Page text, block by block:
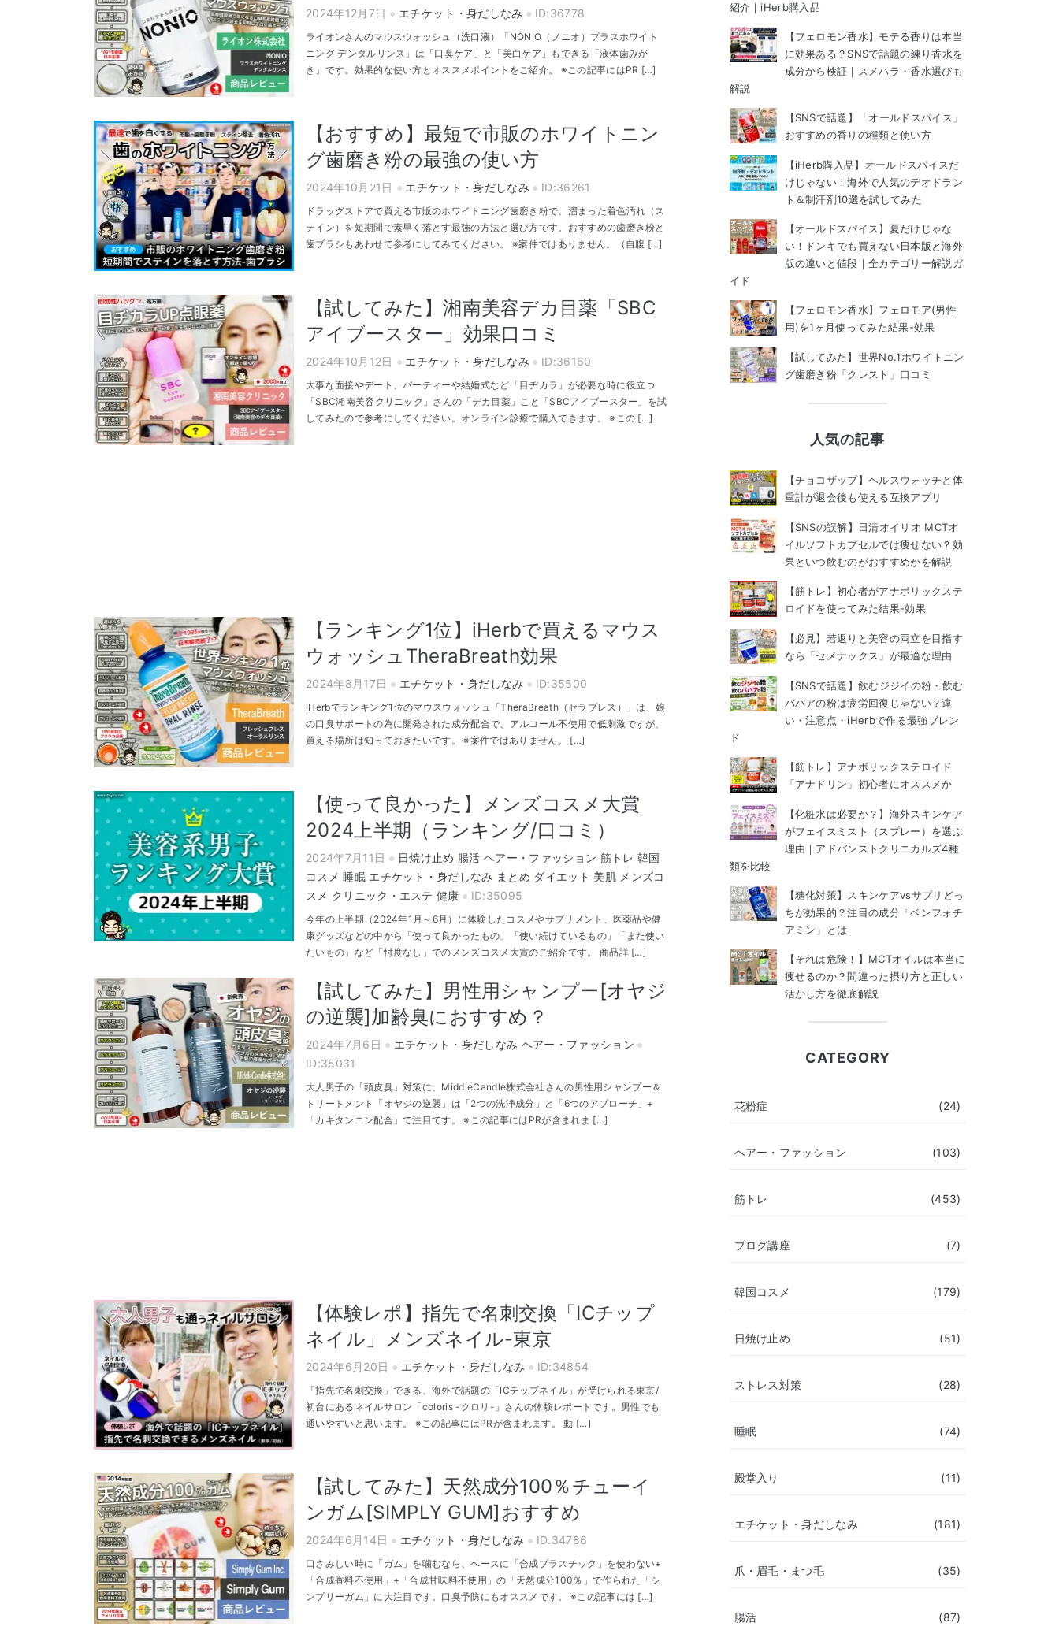
2024年12月7日 エチケット・身だしなみ ID:36778
ライオンさんのマウスウォッシュ（洗口液）「NONIO（ノニオ）プラスホワイト
ニング デンタルリンス」は「口臭ケア」と「美白ケア」もできる「液体歯みが
き」です。効果的な使い方とオススメポイントをご紹介。 ※この記事にはPR […]
【おすすめ】最短で市販のホワイトニン
グ歯磨き粉の最強の使い方
2024年10月21日 エチケット・身だしなみ ID:36261
ドラッグストアで買える市販のホワイトニング歯磨き粉で、溜まった着色汚れ（ス
テイン）を短期間で素早く落とす最強の方法と選び方です。おすすめの歯磨き粉と
歯ブラシもあわせて参考にしてみてください。 ※案件ではありません。（自腹 […]
【試してみた】湘南美容デカ目薬「SBC
アイブースター」効果口コミ
2024年10月12日 エチケット・身だしなみ ID:36160
大事な面接やデート、パーティーや結婚式など「目ヂカラ」が必要な時に役立つ
「SBC湘南美容クリニック」さんの「デカ目薬」こと「SBCアイブースター」を試
してみたので参考にしてください。オンライン診療で購入できます。 ※この […]
【ランキング1位】iHerbで買えるマウス
ウォッシュTheraBreath効果
2024年8月17日 エチケット・身だしなみ ID:35500
iHerbでランキング1位のマウスウォッシュ「TheraBreath（セラブレス）」は、娘
の口臭サポートの為に開発された成分配合で、アルコール不使用で低刺激ですが、
買える場所は知っておきたいです。 ※案件ではありません。 […]
【使って良かった】メンズコスメ大賞
2024上半期（ランキング/口コミ）
2024年7月11日 日焼け止め 腸活 ヘアー・ファッション 筋トレ 韓国
コスメ 睡眠 エチケット・身だしなみ まとめ ダイエット 美肌 メンズコ
スメ クリニック・エステ 健康 ID:35095
今年の上半期（2024年1月～6月）に体験したコスメやサプリメント、医薬品や健
康グッズなどの中から「使って良かったもの」「使い続けているもの」「また使い
たいもの」など「忖度なし」でのメンズコスメ大賞のご紹介です。 商品詳 […]
【試してみた】男性用シャンプー[オヤジ
の逆襲]加齢臭におすすめ？
2024年7月6日 エチケット・身だしなみ ヘアー・ファッション
ID:35031
大人男子の「頭皮臭」対策に、MiddleCandle株式会社さんの男性用シャンプー＆
トリートメント「オヤジの逆襲」は「2つの洗浄成分」と「6つのアプローチ」+
「カキタンニン配合」で注目です。 ※この記事にはPRが含まれま […]
【体験レポ】指先で名刺交換「ICチップ
ネイル」メンズネイル-東京
2024年6月20日 エチケット・身だしなみ ID:34854
「指先で名刺交換」できる、海外で話題の「ICチップネイル」が受けられる東京/
初台にあるネイルサロン「coloris -クロリ-」さんの体験レポートです。男性でも
通いやすいと思います。 ※この記事にはPRが含まれます。 動 […]
【試してみた】天然成分100％チューイ
ンガム[SIMPLY GUM]おすすめ
2024年6月14日 エチケット・身だしなみ ID:34786
口さみしい時に「ガム」を噛むなら、ベースに「合成プラスチック」を使わない+
「合成香料不使用」+「合成甘味料不使用」の「天然成分100％」で作られた「シ
ンプリーガム」に大注目です。口臭予防にもオススメです。 ※この記事には […]
紹介｜iHerb購入品
【フェロモン香水】モテる香りは本当
に効果ある？SNSで話題の練り香水を
成分から検証｜スメハラ・香水選びも
解説
【SNSで話題】「オールドスパイス」
おすすめの香りの種類と使い方
【iHerb購入品】オールドスパイスだ
けじゃない！海外で人気のデオドラン
ト＆制汗剤10選を試してみた
【オールドスパイス】夏だけじゃな
い！ドンキでも買えない日本版と海外
版の違いと値段｜全カテゴリー解説ガ
イド
【フェロモン香水】フェロモア(男性
用)を1ヶ月使ってみた結果-効果
【試してみた】世界No.1ホワイトニン
グ歯磨き粉「クレスト」口コミ
人気の記事
【チョコザップ】ヘルスウォッチと体
重計が退会後も使える互換アプリ
【SNSの誤解】日清オイリオ MCTオ
イルソフトカプセルでは痩せない？効
果といつ飲むのがおすすめかを解説
【筋トレ】初心者がアナボリックステ
ロイドを使ってみた結果-効果
【必見】若返りと美容の両立を目指す
なら「セメナックス」が最適な理由
【SNSで話題】飲むジジイの粉・飲む
ババアの粉は疲労回復じゃない？違
い・注意点・iHerbで作る最強ブレン
ド
【筋トレ】アナボリックステロイド
「アナドリン」初心者にオススメか
【化粧水は必要か？】海外スキンケア
がフェイスミスト（スプレー）を選ぶ
理由｜アドバンストクリニカルズ4種
類を比較
【糖化対策】スキンケアvsサプリどっ
ちが効果的？注目の成分「ベンフォチ
アミン」とは
【それは危険！】MCTオイルは本当に
痩せるのか？間違った摂り方と正しい
活かし方を徹底解説
CATEGORY
花粉症 (24)
ヘアー・ファッション (103)
筋トレ (453)
ブログ講座 (7)
韓国コスメ (179)
日焼け止め (51)
ストレス対策 (28)
睡眠 (74)
殿堂入り (11)
エチケット・身だしなみ (181)
爪・眉毛・まつ毛 (35)
腸活 (87)